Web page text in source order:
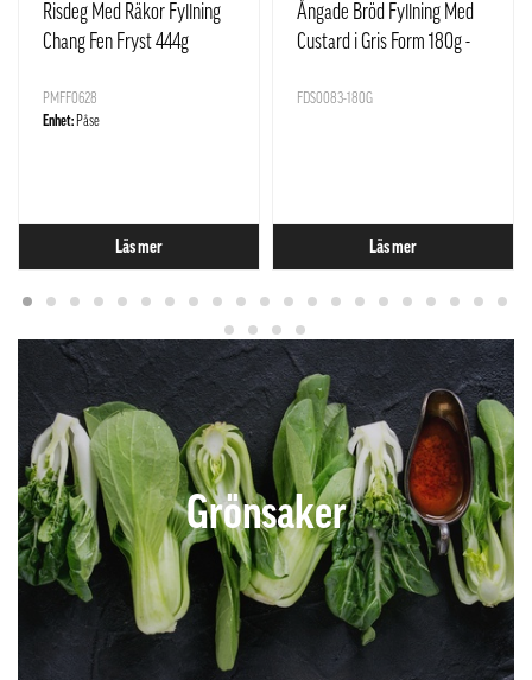
Risdeg Med Räkor Fyllning
Chang Fen Fryst 444g
PMFF0628
Enhet: Påse
Läs mer
Ångade Bröd Fyllning Med
Custard i Gris Form 180g -
FDS0083-180G
Läs mer
Grönsaker